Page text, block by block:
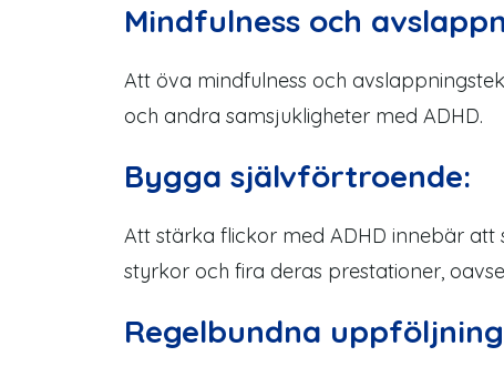
Mindfulness och
Att öva mindfulness och
och andra samsjukligheter med ADHD.
Bygga självförtroende:
Att stärka flickor med ADHD innebär att
styrkor och fira deras prestationer,
Regelbundna